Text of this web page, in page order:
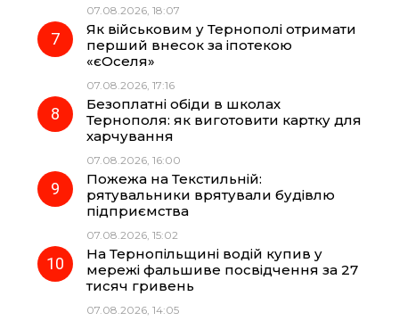
07.08.2026, 18:07
Як військовим у Тернополі отримати
перший внесок за іпотекою
«єОселя»
07.08.2026, 17:16
Безоплатні обіди в школах
Тернополя: як виготовити картку для
харчування
07.08.2026, 16:00
Пожежа на Текстильній:
рятувальники врятували будівлю
підприємства
07.08.2026, 15:02
На Тернопільщині водій купив у
мережі фальшиве посвідчення за 27
тисяч гривень
07.08.2026, 14:05